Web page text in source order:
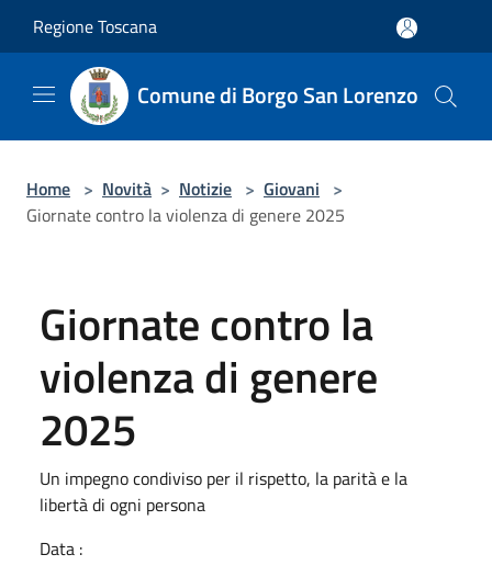
Regione Toscana
Comune di Borgo San Lorenzo
Home > Novità > Notizie > Giovani >
Giornate contro la violenza di genere 2025
Giornate contro la
violenza di genere
2025
Un impegno condiviso per il rispetto, la parità e la
libertà di ogni persona
Data :